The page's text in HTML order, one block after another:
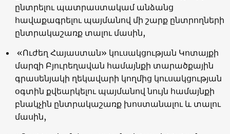
ընտրելու պատրաստակամ անձանց
հավաքագրելու պայմանով մի շարք ընտրողների
ընտրակաշառք տալու մասին,
«Ուժեղ Հայաստան» կուսակցության Կոտայքի
մարզի Բյուրեղավան համայնքի տարածքային
գրասենյակի ղեկավարի կողմից կուսակցության
օգտին քվեարկելու պայմանով նույն համայնքի
բնակչին ընտրակաշառք խոստանալու և տալու
մասին,